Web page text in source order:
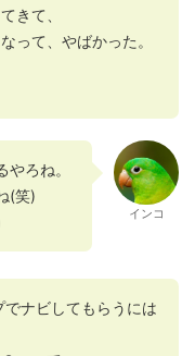
きて、
って、やばかった。
やろね。
(笑)
インコ
ナビしてもらうには